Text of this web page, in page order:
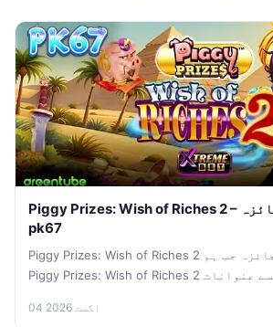
Piggy Prizes: Wish of Riches 2 – ایک تفصیلی جائزہ –
pk67
Piggy Prizes: Wish of Riches 2 کا ایک تفصیلی جائزہ جب ہم
04 اگست 2026